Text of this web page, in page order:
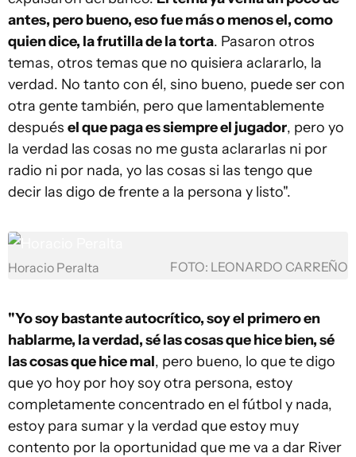
antes, pero bueno, eso fue más o menos el, como
quien dice, la frutilla de la torta. Pasaron otros
temas, otros temas que no quisiera aclararlo, la
verdad. No tanto con él, sino bueno, puede ser con
otra gente también, pero que lamentablemente
después el que paga es siempre el jugador, pero yo
la verdad las cosas no me gusta aclararlas ni por
radio ni por nada, yo las cosas si las tengo que
decir las digo de frente a la persona y listo".
Horacio Peralta FOTO: LEONARDO CARREÑO
"Yo soy bastante autocrítico, soy el primero en
hablarme, la verdad, sé las cosas que hice bien, sé
las cosas que hice mal, pero bueno, lo que te digo
que yo hoy por hoy soy otra persona, estoy
completamente concentrado en el fútbol y nada,
estoy para sumar y la verdad que estoy muy
contento por la oportunidad que me va a dar River